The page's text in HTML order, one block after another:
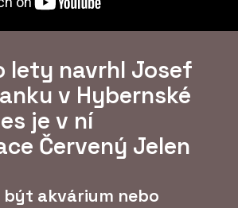
lety navrhl Josef
v Hybernské
je v ní
Červený Jelen
být akvárium nebo